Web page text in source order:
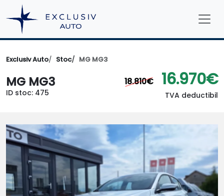
Exclusiv Auto Stoc MG MG3
MG MG3
ID stoc: 475
18.810€ 16.970€
TVA deductibil